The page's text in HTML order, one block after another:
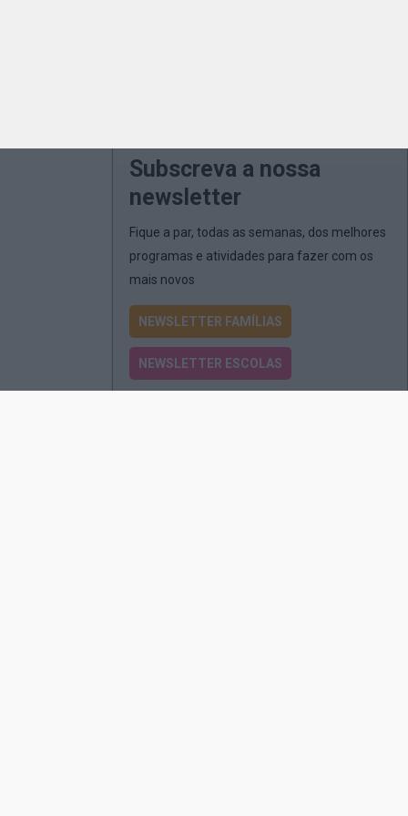
Subscreva a nossa
newsletter
Fique a par, todas as semanas, dos melhores
programas e atividades para fazer com os
mais novos
NEWSLETTER FAMÍLIAS
NEWSLETTER ESCOLAS